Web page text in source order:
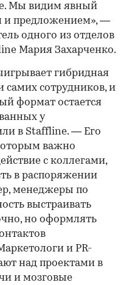
Мы видим явный
и предложением», —
одного из отделов
Мария Захарченко.
гибридная
самих сотрудников, и
формат остается
у
в Staffline. — Его
важно
с коллегами,
в распоряжении
менеджеры по
выстраивать
но оформлять
и PR-
над проектами в
и мозговые